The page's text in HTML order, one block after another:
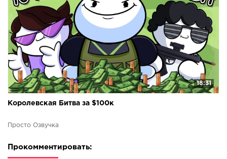
18:31
Королевская Битва за $100к
Просто Озвучка
Прокомментировать: